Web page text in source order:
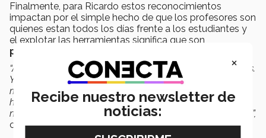
Finalmente, para Ricardo estos reconocimientos
impactan por el simple hecho de que los profesores son
quienes estan todos los días frente a los estudiantes y
el explotar las herramientas significa que son
profesores preparados
“Al final lo que hacemos aquí va impactando a los demás.
Yo me encargo de la coordinación de segundo año de
matemáticas y precisamente el hecho de que yo sepa
hacer las cosas me permite ayudar a otros profesores y
no solo
a mis grupos sino a toda la
”,
concluyó.
×
Recibe nuestro newsletter de
noticias: